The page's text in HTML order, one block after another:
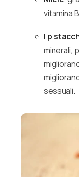
vitamina
I
minerali,
sessuali.